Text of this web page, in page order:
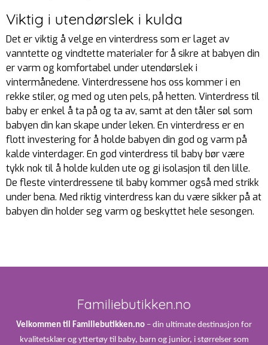
Viktig i utendørslek i kulda
Det er viktig å velge en vinterdress som er laget av
vanntette og vindtette materialer for å sikre at babyen din
er varm og komfortabel under utendørslek i
vintermånedene. Vinterdressene hos oss kommer i en
rekke stiler, og med og uten pels, på hetten. Vinterdress til
baby er enkel å ta på og ta av, samt at den tåler søl som
babyen din kan skape under leken. En vinterdress er en
flott investering for å holde babyen din god og varm på
kalde vinterdager. En god vinterdress til baby bør være
tykk nok til å holde kulden ute og gi isolasjon til den lille.
De fleste vinterdressene til baby kommer også med strikk
under bena. Med riktig vinterdress kan du være sikker på at
babyen din holder seg varm og beskyttet hele sesongen.
Familiebutikken.no
Velkommen til Familiebutikken.no – din ultimate destinasjon for
kvalitetsklær og yttertøy til baby, barn og junior, i størrelser som